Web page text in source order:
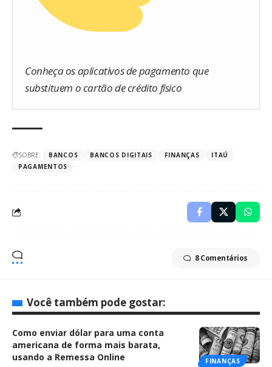
Conheça os aplicativos de pagamento que
substituem o cartão de crédito físico
SOBRE: BANCOS BANCOS DIGITAIS FINANÇAS
ITAÚ
PAGAMENTOS
8 Comentários
Você também pode gostar:
FINANÇAS
Como enviar dólar para uma conta
americana de forma mais barata,
usando a Remessa Online